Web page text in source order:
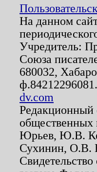
На данном
Учредитель:
Союза
680032,
dv.com
Редакционный
Юрьев, Ю.В.
Сухинин, О.В.